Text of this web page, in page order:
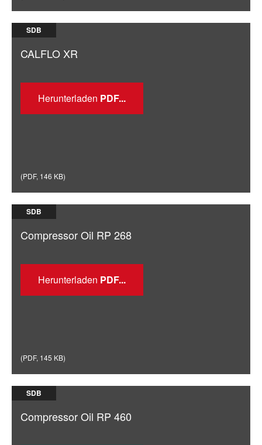
SDB
CALFLO XR
Herunterladen
(PDF, 146 KB)
SDB
Compressor Oil RP 268
Herunterladen
(PDF, 145 KB)
SDB
Compressor Oil RP 460